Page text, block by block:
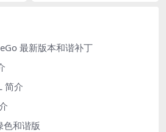
最新版本和谐补丁
简介
色和谐版